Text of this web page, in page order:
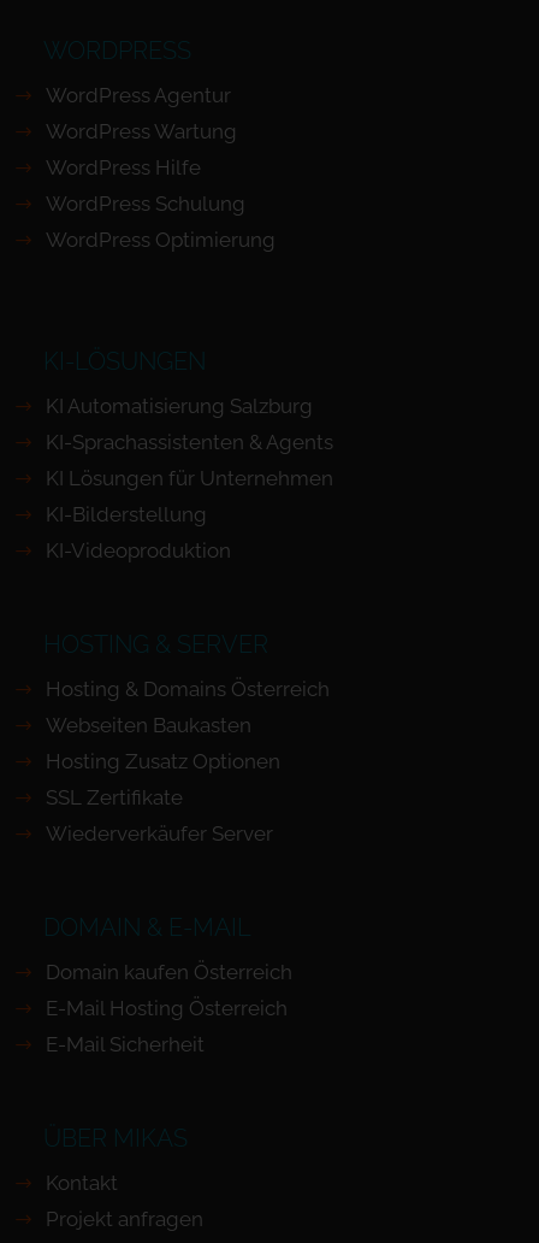
WORDPRESS
WordPress Agentur
WordPress Wartung
WordPress Hilfe
WordPress Schulung
WordPress Optimierung
KI-LÖSUNGEN
KI Automatisierung Salzburg
KI-Sprachassistenten & Agents
KI Lösungen für Unternehmen
KI-Bilderstellung
KI-Videoproduktion
HOSTING & SERVER
Hosting & Domains Österreich
Webseiten Baukasten
Hosting Zusatz Optionen
SSL Zertifikate
Wiederverkäufer Server
DOMAIN & E-MAIL
Domain kaufen Österreich
E-Mail Hosting Österreich
E-Mail Sicherheit
ÜBER MIKAS
Kontakt
Projekt anfragen